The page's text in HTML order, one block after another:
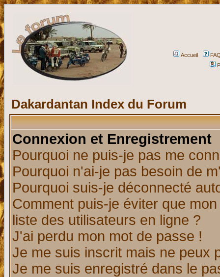
Accueil
Dakardantan Index du Forum
Connexion et Enregistrement
Pourquoi ne puis-je pas me
Pourquoi n'ai-je pas besoin de
Pourquoi suis-je déconnecté
Comment puis-je éviter que
liste des utilisateurs en ligne ?
J'ai perdu mon mot de passe !
Je me suis inscrit mais ne peux
Je me suis enregistré dans le